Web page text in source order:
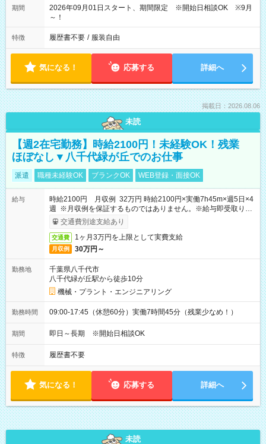
期間
2026年09月01日スタート、期間限定 ※開始日相談OK ※9月
～！
特徴 履歴書不要 / 服装自由
気になる！ 応募する 詳細へ
掲載日：2026.08.06
未読
【週2在宅勤務】時給2100円！未経験OK！残業
ほぼなし▼八千代緑が丘でのお仕事
派遣 職種未経験OK ブランクOK WEB登録・面接OK
給与
時給2100円 月収例 32万円 時給2100円×実働7h45m×週5日×4
週 ※月収例を保証するものではありません。※給与即受取りサ
ービス利用可（利用条件有）
交通費別途支給あり
交通費 1ヶ月3万円を上限として実費支給
月収例 30万円～
勤務地
千葉県八千代市
八千代緑が丘駅から徒歩10分
機械・プラント・エンジニアリング
勤務時間 09:00-17:45（休憩60分）実働7時間45分（残業少なめ！）
期間 即日～長期 ※開始日相談OK
特徴 履歴書不要
気になる！ 応募する 詳細へ
未読